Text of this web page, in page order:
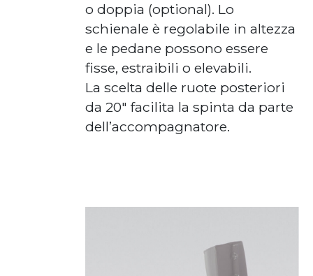
o doppia (optional). Lo
schienale è regolabile in altezza
e le pedane possono essere
fisse, estraibili o elevabili.
La scelta delle ruote posteriori
da 20″ facilita la spinta da parte
dell’accompagnatore.